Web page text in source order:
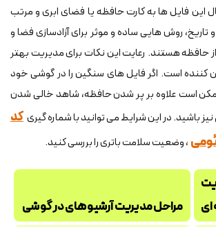
این فایل ها به کارت حافظه یا فضای ابری و مرتب
روش هایی ساده و موثر برای آزادسازی فضا و
حافظه هستند. رعایت این نکات برای مدیریت بهتر
است. اگر فایل های سنگین را در گوشی خود
است علاوه بر پر شدن حافظه، شاهد خالی شدن
باشید. در این شرایط می توانید با شماره گیری کد
، وضعیت سلامت باتری را بررسی کنید.
ای
مراحل مدیریت آرشیوهای در گوشی